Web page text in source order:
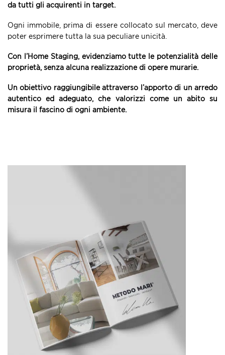
da tutti gli acquirenti in target.
Ogni immobile, prima di essere collocato sul mercato, deve
poter esprimere tutta la sua peculiare unicità.
Con l’Home Staging, evidenziamo tutte le potenzialità delle
proprietà, senza alcuna realizzazione di opere murarie.
Un obiettivo raggiungibile attraverso l’apporto di un arredo
autentico ed adeguato, che valorizzi come un abito su
misura il fascino di ogni ambiente.